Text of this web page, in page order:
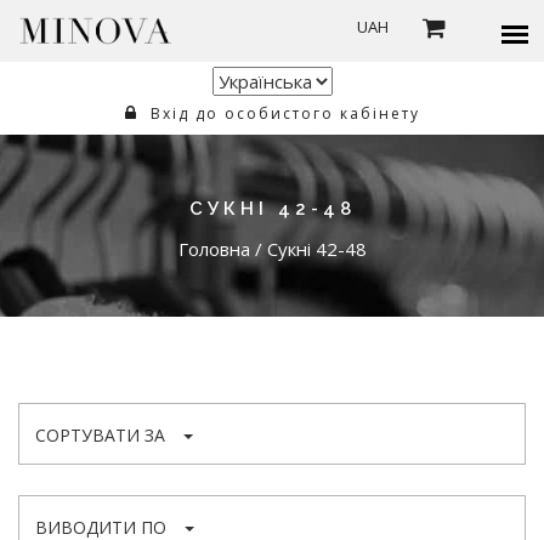
UAH
Вхід до особистого кабінету
СУКНІ 42-48
Головна / Сукні 42-48
СОРТУВАТИ ЗА
ВИВОДИТИ ПО